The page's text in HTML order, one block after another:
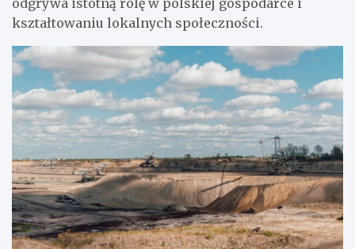
odgrywa istotną rolę w polskiej gospodarce i
kształtowaniu lokalnych społeczności.